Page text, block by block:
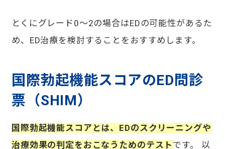
とくにグレード0〜2の場合はEDの可能性があるた
め、ED治療を検討することをおすすめします。
国際勃起機能スコアのED問診
票（SHIM）
国際勃起機能スコアとは、EDのスクリーニングや
治療効果の判定をおこなうためのテスト です。 以